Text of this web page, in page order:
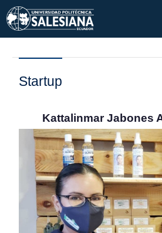
Startup
Kattalinmar Jabones